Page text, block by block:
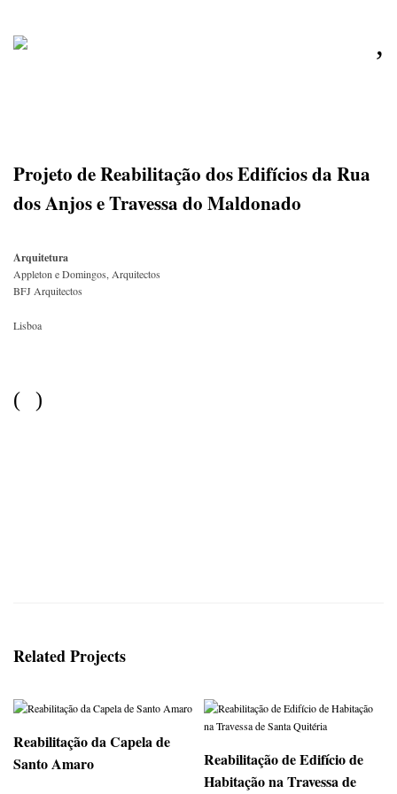
,
Projeto de Reabilitação dos Edifícios da Rua
dos Anjos e Travessa do Maldonado
Arquitetura
Appleton e Domingos, Arquitectos
BFJ Arquitectos
Lisboa
( )
Related Projects
Reabilitação da Capela de
Santo Amaro
Reabilitação de Edifício de
Habitação na Travessa de